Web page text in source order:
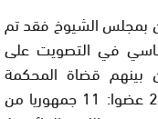
بمجلس الشيوخ فقد تم
بشكل أساسي في التصويت على
بينهم قضاة المحكمة
العليا، وتتكون هذه اللجنة الدائمة من 21 عضوا: 11 جمهوريا من